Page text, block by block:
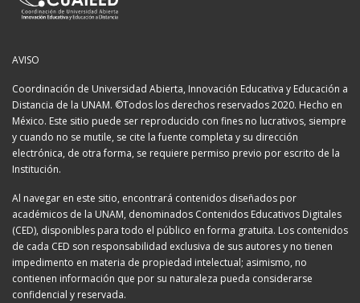
AVISO
Coordinación de Universidad Abierta, Innovación Educativa y Educación a
Distancia de la UNAM. ©Todos los derechos reservados 2020. Hecho en
México. Este sitio puede ser reproducido con fines no lucrativos, siempre
y cuando no se mutile, se cite la fuente completa y su dirección
electrónica, de otra forma, se requiere permiso previo por escrito de la
Institución.
Al navegar en este sitio, encontrará contenidos diseñados por
académicos de la UNAM, denominados Contenidos Educativos Digitales
(CED), disponibles para todo el público en forma gratuita. Los contenidos
de cada CED son responsabilidad exclusiva de sus autores y no tienen
impedimento en materia de propiedad intelectual; asimismo, no
contienen información que por su naturaleza pueda considerarse
confidencial y reservada.